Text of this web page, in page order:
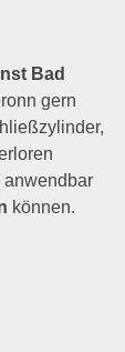
Bad
gern
anwendbar
können.